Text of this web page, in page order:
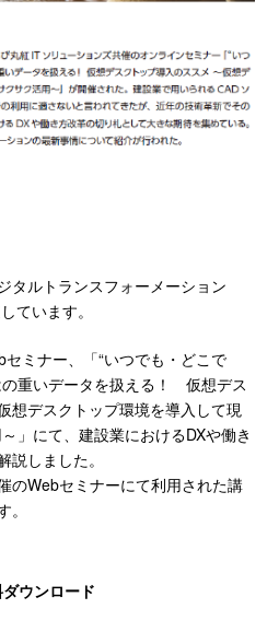
タルトランスフォーメーション
ています。
ミナー、「“いつでも・どこで
の重いデータを扱える！ 仮想デス
デスクトップ環境を導入して現
」にて、建設業におけるDXや働き
しました。
のWebセミナーにて利用された講
ウンロード